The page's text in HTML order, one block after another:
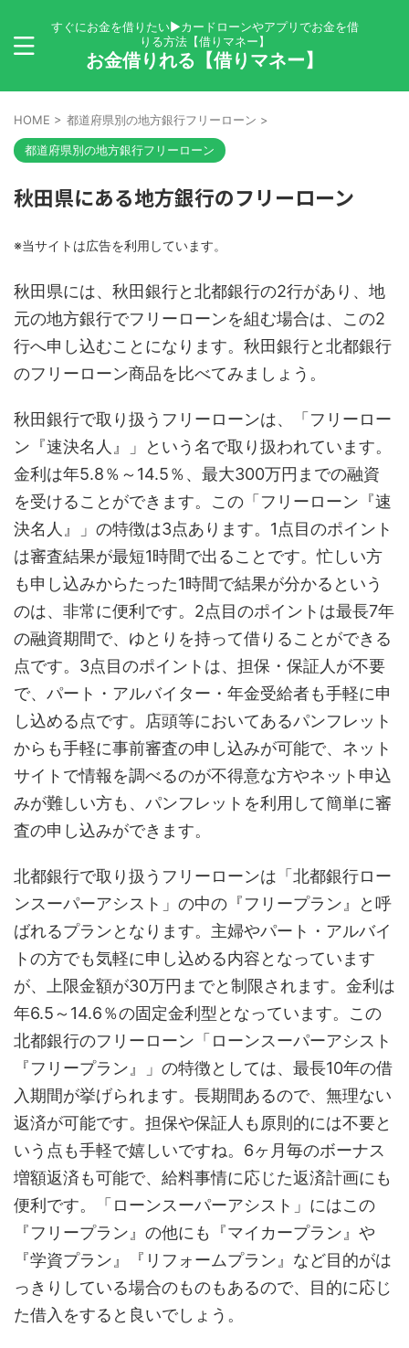
すぐにお金を借りたい▶カードローンやアプリでお金を借
りる方法【借りマネー】
お金借りれる【借りマネー】
HOME > 都道府県別の地方銀行フリーローン >
都道府県別の地方銀行フリーローン
秋田県にある地方銀行のフリーローン
※当サイトは広告を利用しています。
秋田県には、秋田銀行と北都銀行の2行があり、地
元の地方銀行でフリーローンを組む場合は、この2
行へ申し込むことになります。秋田銀行と北都銀行
のフリーローン商品を比べてみましょう。
秋田銀行で取り扱うフリーローンは、「フリーロー
ン『速決名人』」という名で取り扱われています。
金利は年5.8％～14.5％、最大300万円までの融資
を受けることができます。この「フリーローン『速
決名人』」の特徴は3点あります。1点目のポイント
は審査結果が最短1時間で出ることです。忙しい方
も申し込みからたった1時間で結果が分かるという
のは、非常に便利です。2点目のポイントは最長7年
の融資期間で、ゆとりを持って借りることができる
点です。3点目のポイントは、担保・保証人が不要
で、パート・アルバイター・年金受給者も手軽に申
し込める点です。店頭等においてあるパンフレット
からも手軽に事前審査の申し込みが可能で、ネット
サイトで情報を調べるのが不得意な方やネット申込
みが難しい方も、パンフレットを利用して簡単に審
査の申し込みができます。
北都銀行で取り扱うフリーローンは「北都銀行ロー
ンスーパーアシスト」の中の『フリープラン』と呼
ばれるプランとなります。主婦やパート・アルバイ
トの方でも気軽に申し込める内容となっています
が、上限金額が30万円までと制限されます。金利は
年6.5～14.6％の固定金利型となっています。この
北都銀行のフリーローン「ローンスーパーアシスト
『フリープラン』」の特徴としては、最長10年の借
入期間が挙げられます。長期間あるので、無理ない
返済が可能です。担保や保証人も原則的には不要と
いう点も手軽で嬉しいですね。6ヶ月毎のボーナス
増額返済も可能で、給料事情に応じた返済計画にも
便利です。「ローンスーパーアシスト」にはこの
『フリープラン』の他にも『マイカープラン』や
『学資プラン』『リフォームプラン』など目的がは
っきりしている場合のものもあるので、目的に応じ
た借入をすると良いでしょう。